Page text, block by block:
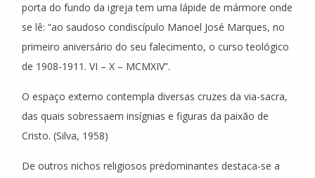
porta do fundo da igreja tem uma lápide de mármore onde
se lê: “ao saudoso condiscípulo Manoel José Marques, no
primeiro aniversário do seu falecimento, o curso teológico
de 1908-1911. VI – X – MCMXIV”.
O espaço externo contempla diversas cruzes da via-sacra,
das quais sobressaem insígnias e figuras da paixão de
Cristo. (Silva, 1958)
De outros nichos religiosos predominantes destaca-se a